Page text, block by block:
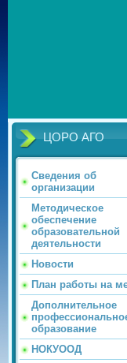
ЦОРО АГО
Сведения об
организации
Методическое
обеспечение
образовательной
деятельности
Новости
План работы на
Дополнительное
образование
НОКУООД